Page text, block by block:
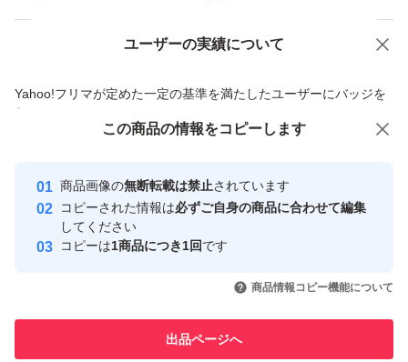
ユーザーの実績について
Yahoo!フリマが定めた一定の基準を満たしたユーザーにバッジを
付与しています
安心取引出品者
心・安全なユーザーです
取引実績
引を完了させた実績があります
での取引実績があります
価格の相談 商品への質問
この商品の情報をコピーします
商品画像の無断転載は禁止されています
コピーされた情報は必ずご自身の商品に合わせて編集
してください
コピーは1商品につき1回です
商品情報コピー機能について
出品ページへ
この商品をみている人にオススメ